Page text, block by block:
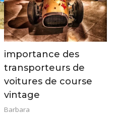
importance des
transporteurs de
voitures de course
vintage
Barbara